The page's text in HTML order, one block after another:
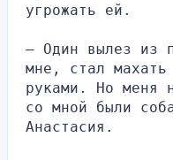
угрожать ей.
— Один вылез из
мне, стал
руками. Но меня
со мной были
Анастасия.